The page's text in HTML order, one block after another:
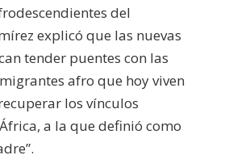
del
explicó que las nuevas
tender puentes con las
afro que hoy viven
los vínculos
a la que definió como